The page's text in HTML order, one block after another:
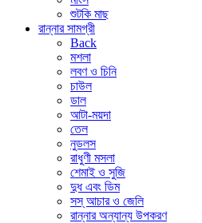
শুটকি মাছ
রান্নার সামগ্রী
Back
মশলা
লবণ ও চিনি
চাউল
ডাল
আটা-ময়দা
তেল
নুডলস
রাধুণী মসলা
শেমাই ও সুজি
দুধ এবং ডিম
সস্ আচার ও জেলি
রান্নার অন্যান্য উপকরণ